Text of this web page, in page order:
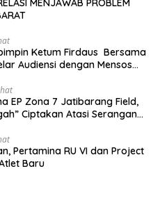
MENJAWAB PROBLEM
Ketum Firdaus Bersama
Audiensi dengan Mensos
EP Zona 7 Jatibarang Field,
Ciptakan Atasi Serangan
Pertamina RU VI dan Project
Baru